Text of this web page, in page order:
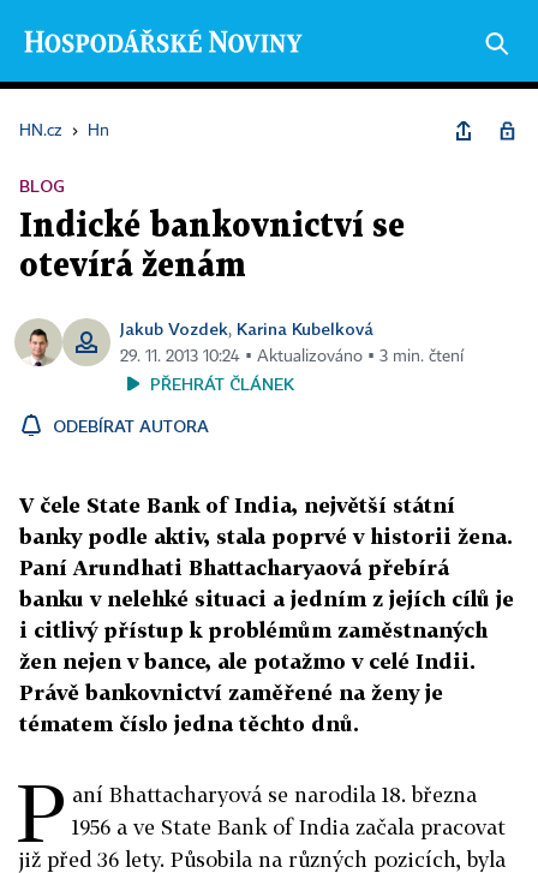
HN.cz › Hn
BLOG
Indické bankovnictví se
otevírá ženám
Jakub Vozdek, Karina Kubelková
29. 11. 2013 10:24 ▪ Aktualizováno ▪ 3 min. čtení
PŘEHRÁT ČLÁNEK
ODEBÍRAT AUTORA
V čele State Bank of India, největší státní
banky podle aktiv, stala poprvé v historii žena.
Paní Arundhati Bhattacharyaová přebírá
banku v nelehké situaci a jedním z jejích cílů je
i citlivý přístup k problémům zaměstnaných
žen nejen v bance, ale potažmo v celé Indii.
Právě bankovnictví zaměřené na ženy je
tématem číslo jedna těchto dnů.
P aní Bhattacharyová se narodila 18. března
1956 a ve State Bank of India začala pracovat
již před 36 lety. Působila na různých pozicích, byla